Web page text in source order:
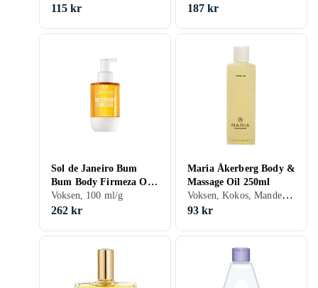
115 kr
100ml
187 kr
Sol de Janeiro Bum
Bum Body Firmeza Oil
100ml
Voksen, 100 ml/g
262 kr
Maria Åkerberg Body &
Massage Oil 250ml
Voksen, Kokos, Mandel, Lavendel, Sesam, Jojoba, Citron, Geranium, Solsikke, Druer, 250 ml/g
93 kr